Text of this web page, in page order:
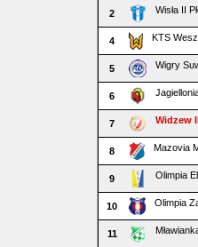
2 Wisła II
4 KTS
5 Wigry
6
7 Widzew
8 Mazovia
9 Olimpia
10 Olimpia
11